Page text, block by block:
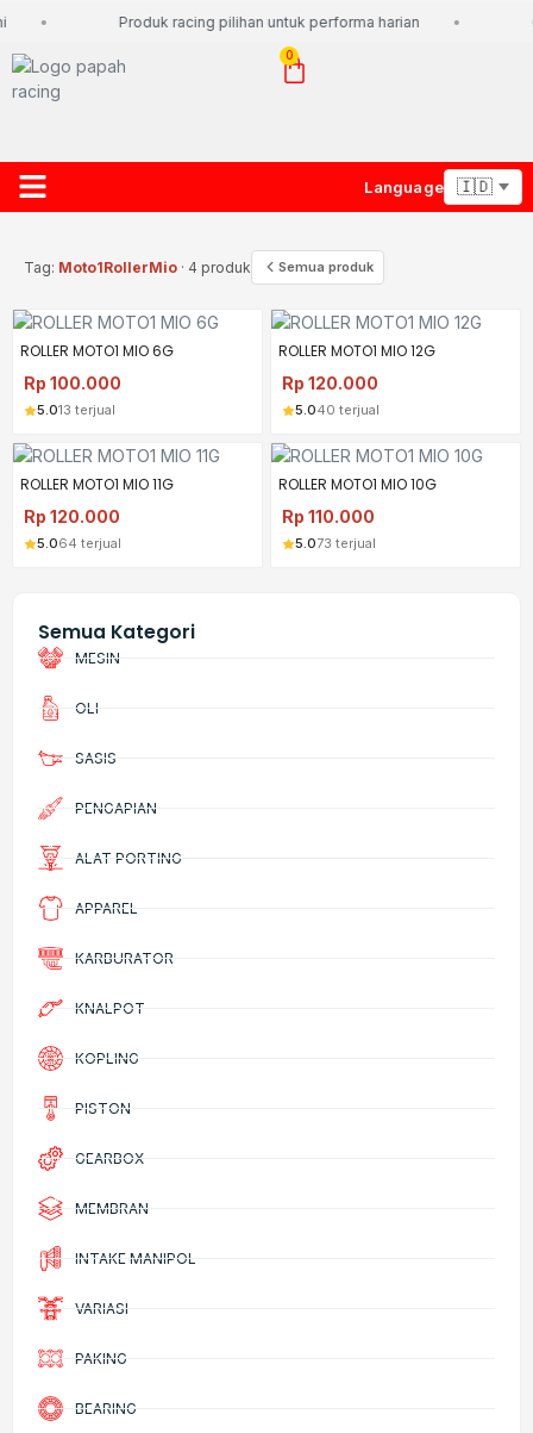
Produk racing pilihan untuk performa harian
0
Language
Semua Kategori
MESIN
OLI
SASIS
PENGAPIAN
ALAT PORTING
APPAREL
KARBURATOR
KNALPOT
KOPLING
PISTON
GEARBOX
MEMBRAN
INTAKE MANIPOL
VARIASI
PAKING
BEARING
Tag: Moto1RollerMio · 4 produk Semua produk
ROLLER MOTO1 MIO 6G
Rp 100.000
5.013 terjual
ROLLER MOTO1 MIO 12G
Rp 120.000
5.040 terjual
ROLLER MOTO1 MIO 11G
Rp 120.000
5.064 terjual
ROLLER MOTO1 MIO 10G
Rp 110.000
5.073 terjual